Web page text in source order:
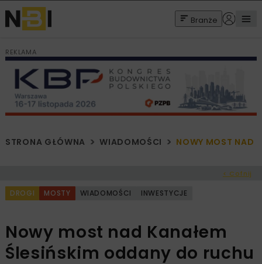
Branże
REKLAMA
STRONA GŁÓWNA WIADOMOŚCI NOWY MOST NAD
< Cofnij
DROGI MOSTY WIADOMOŚCI INWESTYCJE
Nowy most nad Kanałem
Ślesińskim oddany do ruchu